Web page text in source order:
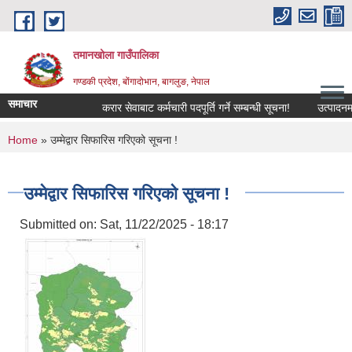
Skip to main content
तमानखोला गाउँपालिका
गण्डकी प्रदेश, बोंगादोभान, बागलुङ, नेपाल
समाचार करार सेवाबाट कर्मचारी पदपूर्ति गर्ने सम्बन्धी सूचना! उत्पादनमा
You are here
Home » उम्मेद्वार सिफारिस गरिएको सूचना !
उम्मेद्वार सिफारिस गरिएको सूचना !
Submitted on: Sat, 11/22/2025 - 18:17